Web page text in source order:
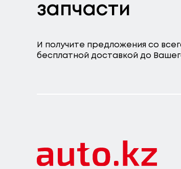
запчасти
И получите предложения со
бесплатной доставкой до